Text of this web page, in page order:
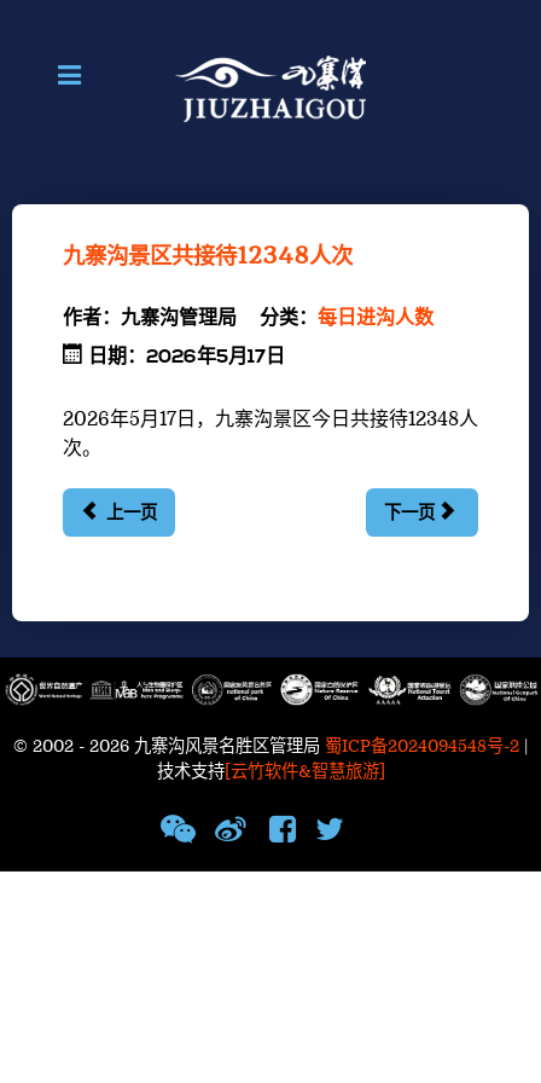
九寨沟景区共接待12348人次
作者： 九寨沟管理局 分类： 每日进沟人数
日期：2026年5月17日
2026年5月17日 ，九寨沟景区今日共接待12348人
次。
上一页 下一页
© 2002 - 2026 九寨沟风景名胜区管理局 蜀ICP备2024094548号-2 |
技术支持[云竹软件&智慧旅游]